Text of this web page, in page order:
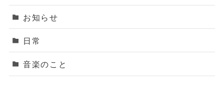
お知らせ
日常
音楽のこと